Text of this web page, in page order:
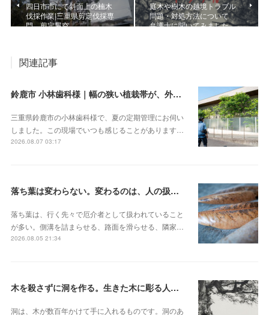
四日市市にて斜面上の楠木
伐採作業|三重県剪定伐採専
門 剪定屋空
庭木や樹木の越境トラブル
問題・対処方法について
弁護士に聞いてみました。
関連記事
鈴鹿市 小林歯科様｜幅の狭い植栽帯が、外から見ると緑の壁になる
三重県鈴鹿市の小林歯科様で、夏の定期管理にお伺い
しました。この現場でいつも感じることがあります…
2026.08.07 03:17
落ち葉は変わらない。変わるのは、人の扱いのほう
落ち葉は、行く先々で厄介者として扱われていること
が多い。側溝を詰まらせる、路面を滑らせる、隣家…
2026.08.05 21:34
木を殺さずに洞を作る。生きた木に彫る人工樹洞とベテラナイゼーション
洞は、木が数百年かけて手に入れるものです。洞のあ